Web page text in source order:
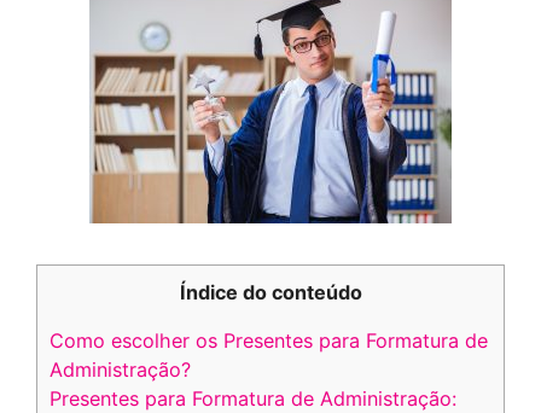
Índice do conteúdo
Como escolher os Presentes para Formatura de
Administração?
Presentes para Formatura de Administração: